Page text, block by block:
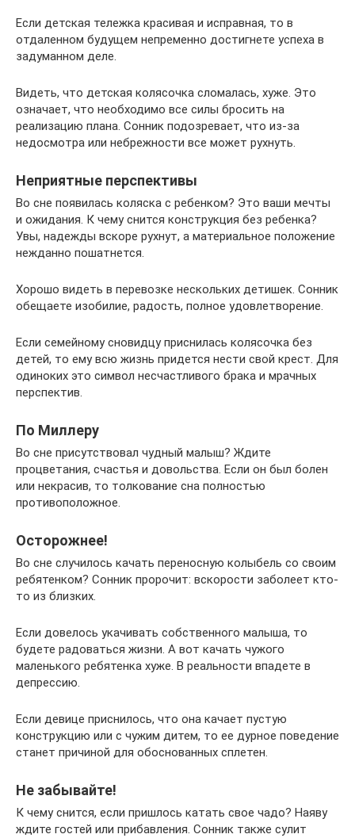
Если детская тележка красивая и исправная, то в
отдаленном будущем непременно достигнете успеха в
задуманном деле.
Видеть, что детская колясочка сломалась, хуже. Это
означает, что необходимо все силы бросить на
реализацию плана. Сонник подозревает, что из-за
недосмотра или небрежности все может рухнуть.
Неприятные перспективы
Во сне появилась коляска с ребенком? Это ваши мечты
и ожидания. К чему снится конструкция без ребенка?
Увы, надежды вскоре рухнут, а материальное положение
нежданно пошатнется.
Хорошо видеть в перевозке нескольких детишек. Сонник
обещаете изобилие, радость, полное удовлетворение.
Если семейному сновидцу приснилась колясочка без
детей, то ему всю жизнь придется нести свой крест. Для
одиноких это символ несчастливого брака и мрачных
перспектив.
По Миллеру
Во сне присутствовал чудный малыш? Ждите
процветания, счастья и довольства. Если он был болен
или некрасив, то толкование сна полностью
противоположное.
Осторожнее!
Во сне случилось качать переносную колыбель со своим
ребятенком? Сонник пророчит: вскорости заболеет кто-
то из близких.
Если довелось укачивать собственного малыша, то
будете радоваться жизни. А вот качать чужого
маленького ребятенка хуже. В реальности впадете в
депрессию.
Если девице приснилось, что она качает пустую
конструкцию или с чужим дитем, то ее дурное поведение
станет причиной для обоснованных сплетен.
Не забывайте!
К чему снится, если пришлось катать свое чадо? Наяву
ждите гостей или прибавления. Сонник также сулит